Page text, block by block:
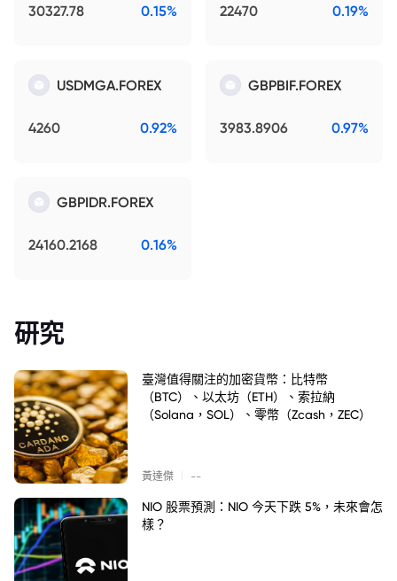
30327.78 0.15% 22470 0.19%
USDMGA.FOREX
4260 0.92%
GBPBIF.FOREX
3983.8906 0.97%
GBPIDR.FOREX
24160.2168 0.16%
研究
臺灣值得關注的加密貨幣：比特幣
（BTC）、以太坊（ETH）、索拉納
（Solana，SOL）、零幣（Zcash，ZEC）
黃達傑 --
NIO 股票預測：NIO 今天下跌 5%，未來會怎
樣？